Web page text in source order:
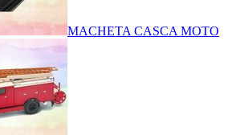
MACHETA CASCA MOTO